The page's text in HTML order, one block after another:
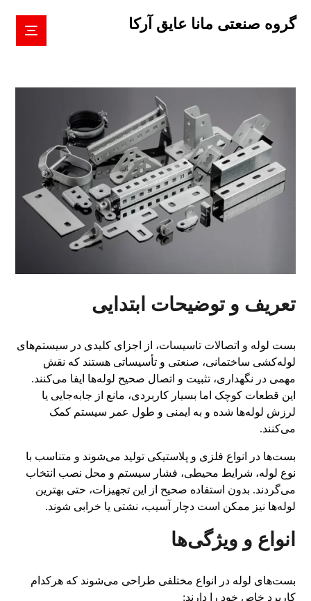
گروه صنعتی مانا عایق آرکا
تعریف و توضیحات ابتدایی
بست لوله و اتصالات تاسیسات، از اجزای کلیدی در سیستم‌های
لوله‌کشی ساختمانی، صنعتی و تأسیساتی هستند که نقش
مهمی در نگهداری، تثبیت و اتصال صحیح لوله‌ها ایفا می‌کنند.
این قطعات کوچک اما بسیار کاربردی، مانع از جابه‌جایی یا
لرزش لوله‌ها شده و به ایمنی و طول عمر سیستم کمک
می‌کنند.
بست‌ها در انواع فلزی و پلاستیکی تولید می‌شوند و متناسب با
نوع لوله، شرایط محیطی، فشار سیستم و محل نصب انتخاب
می‌گردند. بدون استفاده صحیح از این تجهیزات، حتی بهترین
لوله‌ها نیز ممکن است دچار آسیب، نشتی یا خرابی شوند.
انواع و ویژگی‌ها
بست‌های لوله در انواع مختلفی طراحی می‌شوند که هرکدام
کاربرد خاص خود را دارند: